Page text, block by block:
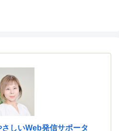
しいWeb発信サポータ